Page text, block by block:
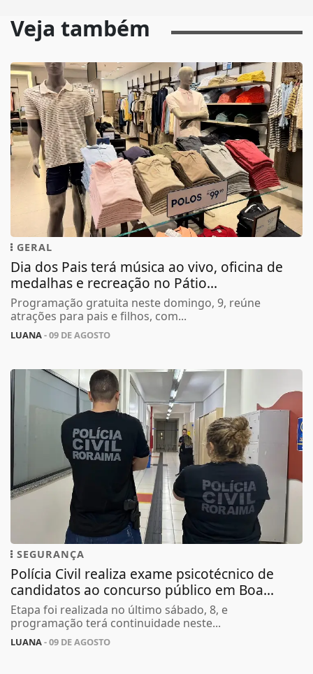
Veja também
GERAL
Dia dos Pais terá música ao vivo, oficina de
medalhas e recreação no Pátio...
Programação gratuita neste domingo, 9, reúne
atrações para pais e filhos, com...
LUANA- 09 DE AGOSTO
SEGURANÇA
Polícia Civil realiza exame psicotécnico de
candidatos ao concurso público em Boa...
Etapa foi realizada no último sábado, 8, e
programação terá continuidade neste...
LUANA- 09 DE AGOSTO